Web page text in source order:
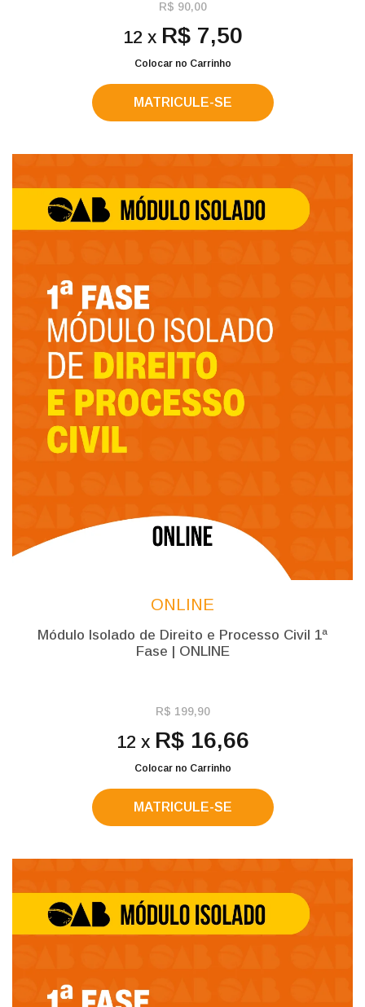
R$ 90,00
12 x R$ 7,50
Colocar no Carrinho
MATRICULE-SE
ONLINE
Módulo Isolado de Direito e Processo Civil 1ª
Fase | ONLINE
R$ 199,90
12 x R$ 16,66
Colocar no Carrinho
MATRICULE-SE